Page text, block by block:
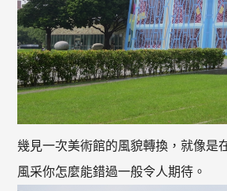
幾見一次美術館的風貌轉換，就像是
風采你怎麼能錯過一般令人期待。